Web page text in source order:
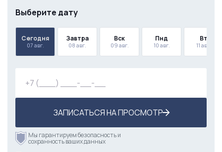
Выберите дату
Сегодня
07 авг.
Завтра
08 авг.
Вск
09 авг.
Пнд
10 авг.
Вт
11 авг.
ЗАПИСАТЬСЯ НА ПРОСМОТР
Мы гарантируем безопасность и
сохранность ваших данных